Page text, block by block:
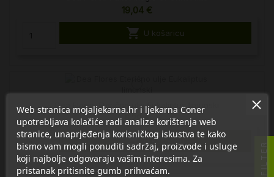
19,04 €
 U košaricu
Dea Flores Eterično ulje Eukaliptus limunski
6,29 €
 U košaricu
Web stranica mojaljekarna.hr i ljekarna Coner
upotrebljava kolačiće radi analize korištenja web
stranice, unaprjeđenja korisničkog iskustva te kako
bismo vam mogli ponuditi sadržaj, proizvode i usluge
koji najbolje odgovaraju vašim interesima. Za
pristanak pritisnite gumb prihvaćam.
FILTER